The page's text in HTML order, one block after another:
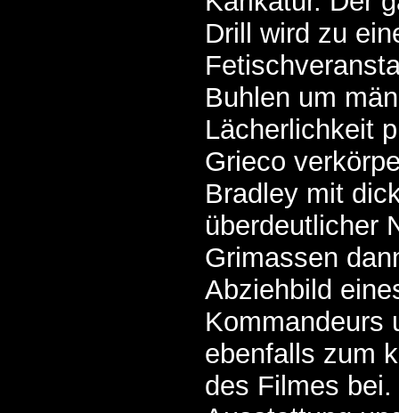
Drill wird zu
Buhlen um
Lächerlichkeit
Grieco
Bradley mit
überdeutlicher
Grimassen
Abziehbild
Kommandeurs
ebenfalls zum
des Filmes bei.